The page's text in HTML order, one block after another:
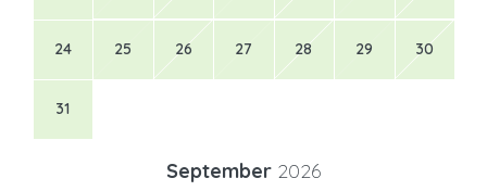
24 25 26 27 28 29 30
31
September 2026